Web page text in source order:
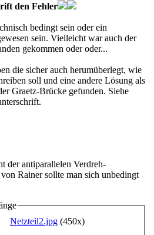
den Fehler
bedingt sein oder ein
sein. Vielleicht war auch der
gekommen oder oder...
die sicher auch herumüberlegt, wie
soll und eine andere Lösung als
Graetz-Brücke gefunden. Siehe
der antiparallelen Verdreh-
Rainer sollte man sich unbedingt
Netzteil2.jpg (450x)